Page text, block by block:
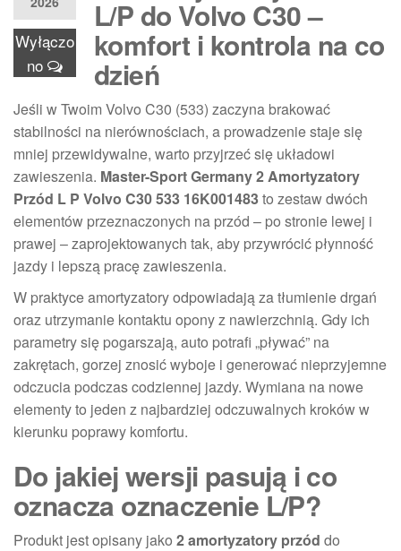
Wyłączo
no
L/P do Volvo C30 –
komfort i kontrola na co
dzień
Jeśli w Twoim Volvo C30 (533) zaczyna brakować
stabilności na nierównościach, a prowadzenie staje się
mniej przewidywalne, warto przyjrzeć się układowi
zawieszenia. Master-Sport Germany 2 Amortyzatory
Przód L P Volvo C30 533 16K001483to zestaw dwóch
elementów przeznaczonych na przód – po stronie lewej i
prawej – zaprojektowanych tak, aby przywrócić płynność
jazdy i lepszą pracę zawieszenia.
W praktyce amortyzatory odpowiadają za tłumienie drgań
oraz utrzymanie kontaktu opony z nawierzchnią. Gdy ich
parametry się pogarszają, auto potrafi „pływać” na
zakrętach, gorzej znosić wyboje i generować nieprzyjemne
odczucia podczas codziennej jazdy. Wymiana na nowe
elementy to jeden z najbardziej odczuwalnych kroków w
kierunku poprawy komfortu.
Do jakiej wersji pasują i co
oznacza oznaczenie L/P?
Produkt jest opisany jako 2 amortyzatory przód do